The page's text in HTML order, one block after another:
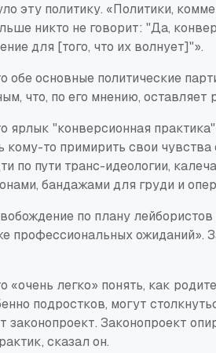
эту политику. «Политики,
никто не говорит: "Да,
для [того, что их волнует]"».
обе основные политические
что, по его мнению, оставляет
ярлык "конверсионная
кому-то примирить свои
по пути транс-идеологии,
бандажами для груди и
по плану
профессиональных ожиданий».
«очень легко» понять, как
подростков, могут
законопроект. Законопроект
сказал он.